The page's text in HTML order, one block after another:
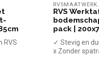
RVS
RVS
pack |
✓ Stevig en
x Zonder